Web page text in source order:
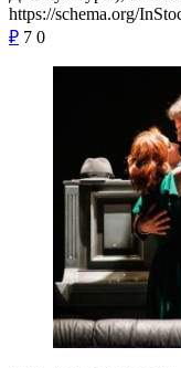
https://schema.org/
₽ 7 0